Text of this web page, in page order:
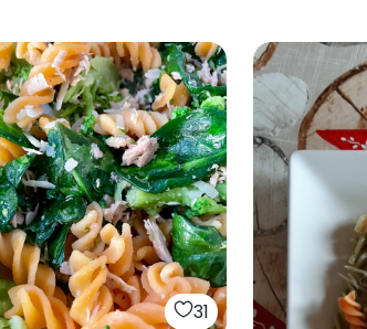
31